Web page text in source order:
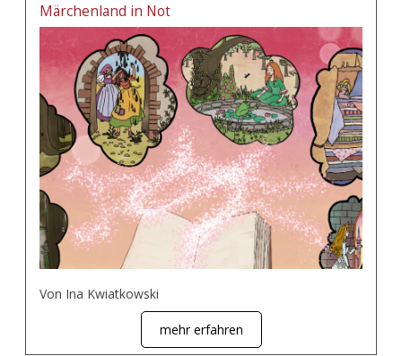
Märchenland in Not
Von Ina Kwiatkowski
mehr erfahren